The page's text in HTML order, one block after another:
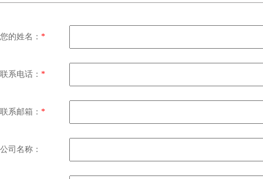
您的姓名： *
联系电话： *
联系邮箱： *
公司名称：